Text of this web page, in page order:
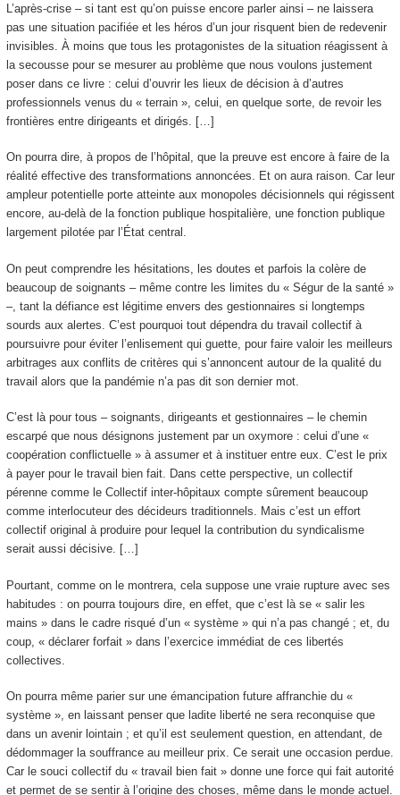
L’après-crise – si tant est qu’on puisse encore parler ainsi – ne laissera
pas une situation pacifiée et les héros d’un jour risquent bien de redevenir
invisibles. À moins que tous les protagonistes de la situation réagissent à
la secousse pour se mesurer au problème que nous voulons justement
poser dans ce livre : celui d’ouvrir les lieux de décision à d’autres
professionnels venus du « terrain », celui, en quelque sorte, de revoir les
frontières entre dirigeants et dirigés. […]
On pourra dire, à propos de l’hôpital, que la preuve est encore à faire de la
réalité effective des transformations annoncées. Et on aura raison. Car leur
ampleur potentielle porte atteinte aux monopoles décisionnels qui régissent
encore, au-delà de la fonction publique hospitalière, une fonction publique
largement pilotée par l’État central.
On peut comprendre les hésitations, les doutes et parfois la colère de
beaucoup de soignants – même contre les limites du « Ségur de la santé »
–, tant la défiance est légitime envers des gestionnaires si longtemps
sourds aux alertes. C’est pourquoi tout dépendra du travail collectif à
poursuivre pour éviter l’enlisement qui guette, pour faire valoir les meilleurs
arbitrages aux conflits de critères qui s’annoncent autour de la qualité du
travail alors que la pandémie n’a pas dit son dernier mot.
C’est là pour tous – soignants, dirigeants et gestionnaires – le chemin
escarpé que nous désignons justement par un oxymore : celui d’une «
coopération conflictuelle » à assumer et à instituer entre eux. C’est le prix
à payer pour le travail bien fait. Dans cette perspective, un collectif
pérenne comme le Collectif inter-hôpitaux compte sûrement beaucoup
comme interlocuteur des décideurs traditionnels. Mais c’est un effort
collectif original à produire pour lequel la contribution du syndicalisme
serait aussi décisive. […]
Pourtant, comme on le montrera, cela suppose une vraie rupture avec ses
habitudes : on pourra toujours dire, en effet, que c’est là se « salir les
mains » dans le cadre risqué d’un « système » qui n’a pas changé ; et, du
coup, « déclarer forfait » dans l’exercice immédiat de ces libertés
collectives.
On pourra même parier sur une émancipation future affranchie du «
système », en laissant penser que ladite liberté ne sera reconquise que
dans un avenir lointain ; et qu’il est seulement question, en attendant, de
dédommager la souffrance au meilleur prix. Ce serait une occasion perdue.
Car le souci collectif du « travail bien fait » donne une force qui fait autorité
et permet de se sentir à l’origine des choses, même dans le monde actuel.